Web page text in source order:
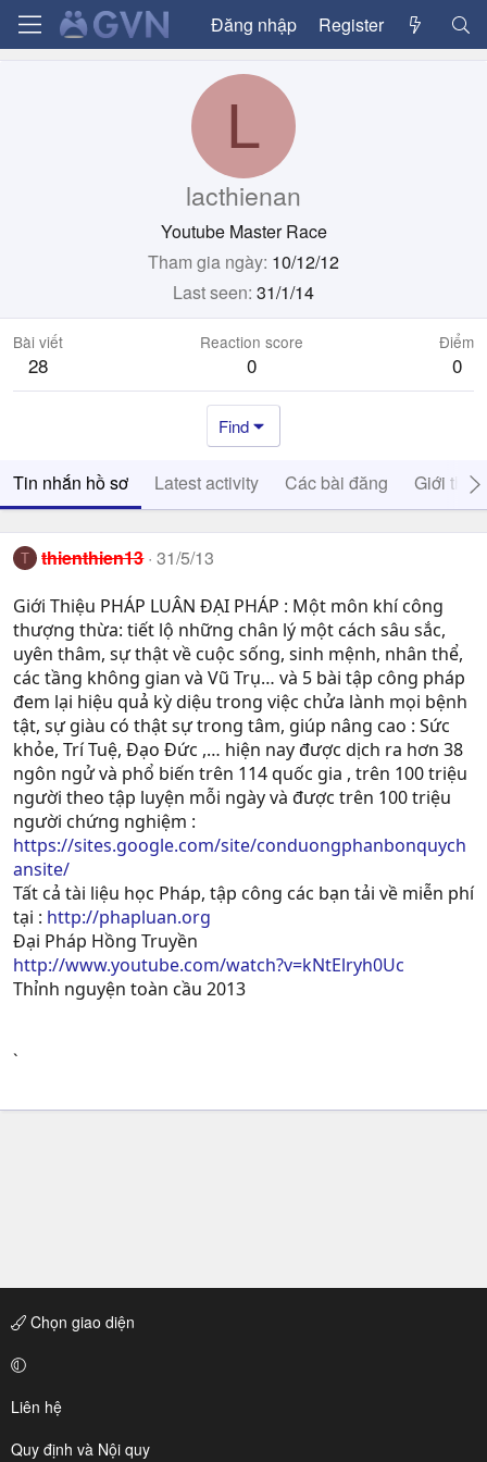
Đăng nhập Register
L
lacthienan
Youtube Master Race
Tham gia ngày 10/12/12
Last seen 31/1/14
Bài viết
28
Reaction score
0
Điểm
0
Find
Tin nhắn hồ sơ Latest activity Các bài đăng Giới thiệu
T thienthien13 31/5/13
Giới Thiệu PHÁP LUÂN ĐẠI PHÁP : Một môn khí công
thượng thừa: tiết lộ những chân lý một cách sâu sắc,
uyên thâm, sự thật về cuộc sống, sinh mệnh, nhân thể,
các tầng không gian và Vũ Trụ… và 5 bài tập công pháp
đem lại hiệu quả kỳ diệu trong việc chửa lành mọi bệnh
tật, sự giàu có thật sự trong tâm, giúp nâng cao : Sức
khỏe, Trí Tuệ, Ðạo Ðức ,… hiện nay được dịch ra hơn 38
ngôn ngử và phổ biến trên 114 quốc gia , trên 100 triệu
người theo tập luyện mỗi ngày và được trên 100 triệu
người chứng nghiệm :
https://sites.google.com/site/conduongphanbonquych
ansite/
Tất cả tài liệu học Pháp, tập công các bạn tải về miễn phí
tại : http://phapluan.org
Đại Pháp Hồng Truyền
http://www.youtube.com/watch?v=kNtElryh0Uc
Thỉnh nguyện toàn cầu 2013
`
Chọn giao diện
Liên hệ
Quy định và Nội quy